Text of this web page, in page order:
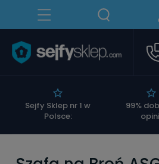
Sejfy Sklep nr 1 w
Polsce:
99%